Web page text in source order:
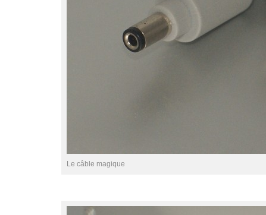
Le câble magique